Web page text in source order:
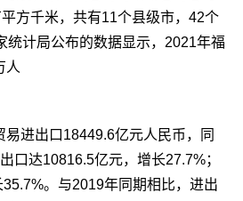
方千米， 共有11个县级市，42个
统计局公布的数据显示，2021年福
人
进出口18449.6亿元人民币，同
口达10816.5亿元，增长27.7%；
。与2019年同期相比，进出